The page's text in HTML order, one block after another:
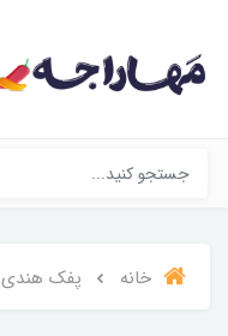
خانه پفک هندی